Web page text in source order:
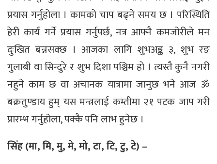
प्रयास गर्नुहोला । कामको चाप बढ्ने समय छ । परिस्थिति
हेरी कार्य गर्ने प्रयास गर्नुपर्छ, नत्र आफ्नै कमजोरीले मन
दुःखित बन्नसक्छ । आजका लागि शुभअङ्क ३, शुभ रङ
गुलाबी वा सिन्दुरे र शुभ दिशा पश्चिम हो । त्यस्तै कुनै नगरी
नहुने काम छ वा अचानक यात्रामा जानुछ भने आज ॐ
बक्रतुण्डाय हुम् यस मन्त्रलाई कम्तीमा २१ पटक जाप गरी
प्रारम्भ गर्नुहोला, पक्कै पनि लाभ हुनेछ ।
सिंह (मा, मि, मु, मे, मो, टा, टि, टु, टे) –